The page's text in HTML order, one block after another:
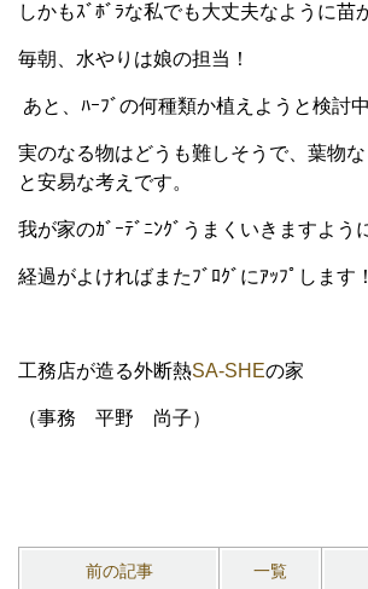
しかもｽﾞﾎﾞﾗな私でも大丈夫なように苗
毎朝、水やりは娘の担当！
あと、ﾊｰﾌﾞの何種類か植えようと検討中
実のなる物はどうも難しそうで、葉物
と安易な考えです。
我が家のｶﾞｰﾃﾞﾆﾝｸﾞうまくいきますよう
経過がよければまたﾌﾞﾛｸﾞにｱｯﾌﾟします！
工務店が造る外断熱SA-SHEの家
（事務 平野 尚子）
前の記事 一覧